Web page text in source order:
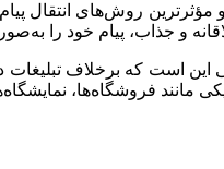
مؤثرترین روش‌های انتقال
و جذاب، پیام خود را
این است که برخلاف
فروشگاه‌ها،